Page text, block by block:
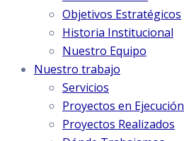
Objetivos Estratégicos
Historia Institucional
Nuestro Equipo
Nuestro trabajo
Servicios
Proyectos en Ejecución
Proyectos Realizados